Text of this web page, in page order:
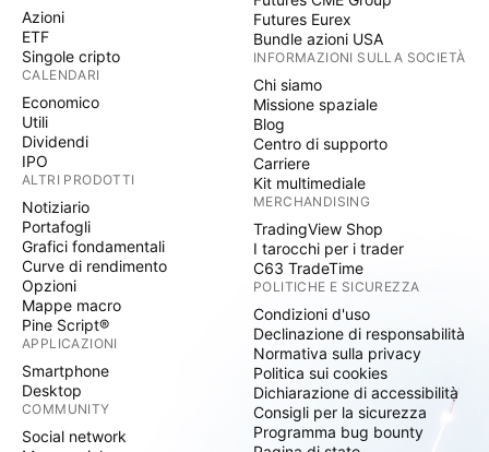
Azioni
ETF
Singole cripto
CALENDARI
Economico
Utili
Dividendi
IPO
ALTRI PRODOTTI
Notiziario
Portafogli
Grafici fondamentali
Curve di rendimento
Opzioni
Mappe macro
Pine Script®
APPLICAZIONI
Smartphone
Desktop
COMMUNITY
Social network
Futures Eurex
Bundle azioni USA
INFORMAZIONI SULLA SOCIETÀ
Chi siamo
Missione spaziale
Blog
Centro di supporto
Carriere
Kit multimediale
MERCHANDISING
TradingView Shop
I tarocchi per i trader
C63 TradeTime
POLITICHE E SICUREZZA
Condizioni d'uso
Declinazione di responsabilità
Normativa sulla privacy
Politica sui cookies
Dichiarazione di accessibilità
Consigli per la sicurezza
Programma bug bounty